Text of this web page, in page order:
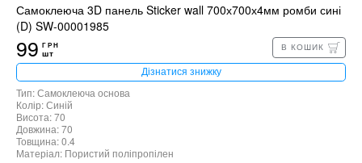
Самоклеюча 3D панель Sticker wall 700х700х4мм ромби сині
(D) SW-00001985
99 ГРН
шт
В КОШИК
Дізнатися знижку
Тип: Самоклеюча основа
Колір: Синій
Висота: 70
Довжина: 70
Товщина: 0.4
Матеріал: Пористий поліпропілен